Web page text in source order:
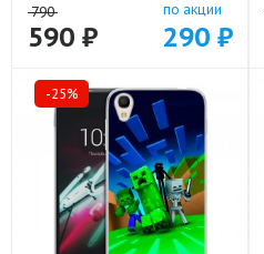
790
590 ₽
по акции
290 ₽
-25%